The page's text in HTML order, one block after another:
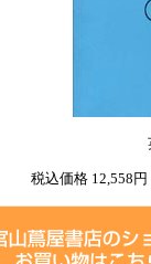
税込価格 12,558円